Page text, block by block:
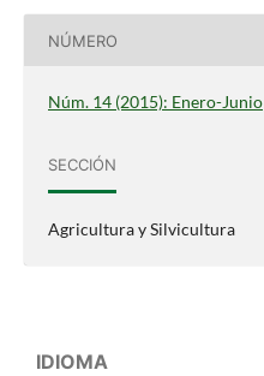
NÚMERO
Núm. 14 (2015): Enero-Junio
SECCIÓN
Agricultura y Silvicultura
IDIOMA